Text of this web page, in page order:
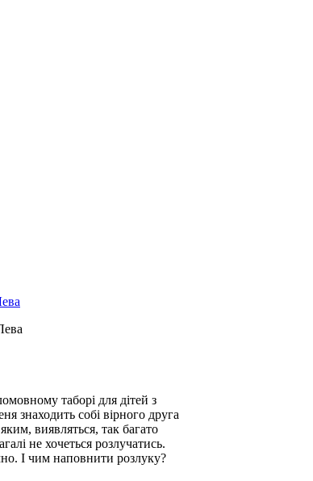
таборi для дiтей з
знаходить собi вiрного друга
виявляться, так багато
не хочеться розлучатись.
I чим наповнити розлуку?